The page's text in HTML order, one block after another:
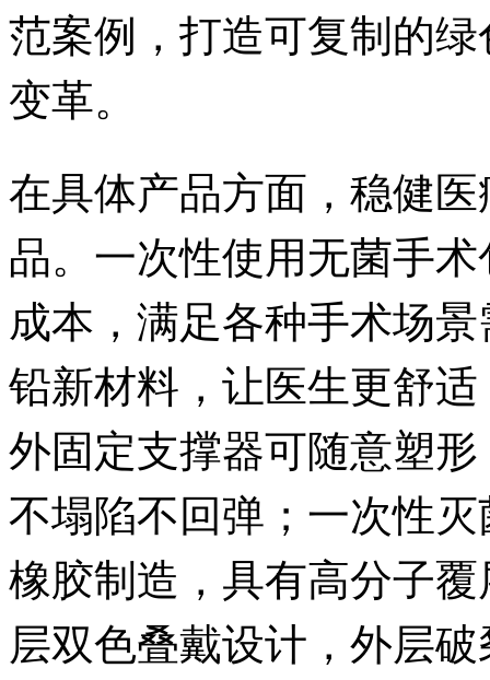
范案例，打造可复制的
变革。
在具体产品方面，稳健
品。一次性使用无菌手
成本，满足各种手术场
铅新材料，让医生更舒
外固定支撑器可随意塑
不塌陷不回弹；一次性
橡胶制造，具有高分子
层双色叠戴设计，外层